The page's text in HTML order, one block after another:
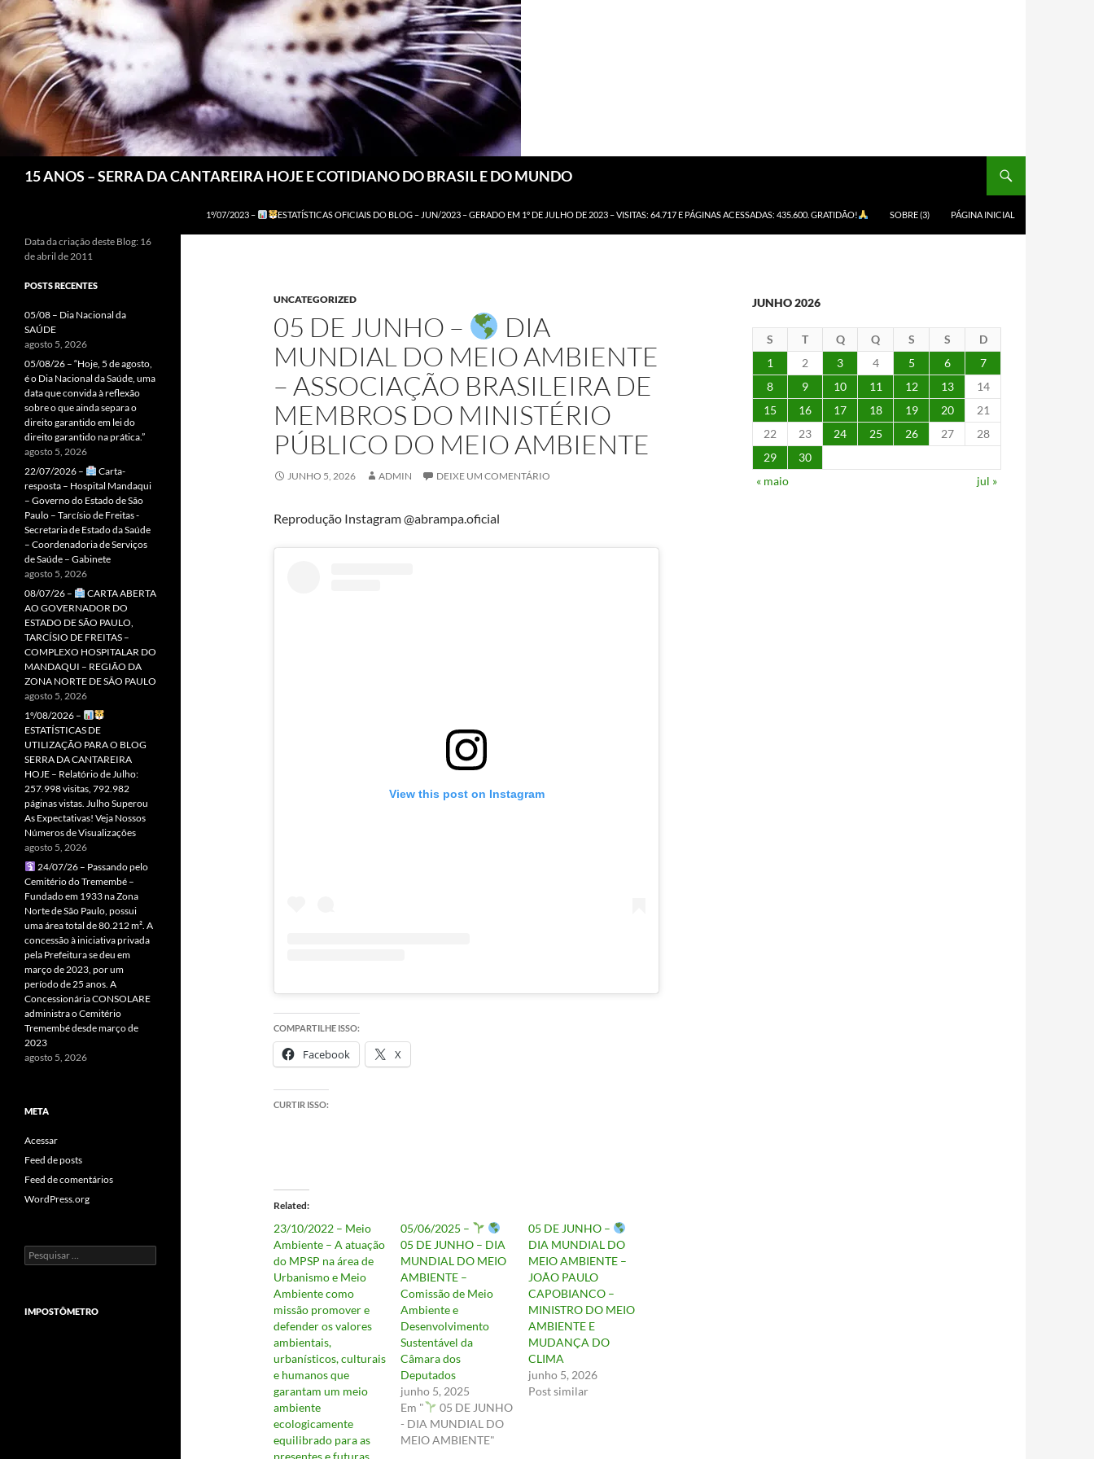
15 ANOS – SERRA DA CANTAREIRA HOJE E COTIDIANO DO BRASIL E DO MUNDO
1º/07/2023 – ESTATÍSTICAS OFICIAIS DO BLOG – JUN/2023 – GERADO EM 1º DE JULHO DE 2023 – VISITAS: 64.717 E PÁGINAS ACESSADAS: 435.600. GRATIDÃO! SOBRE (3) PÁGINA INICIAL
UNCATEGORIZED
05 DE JUNHO –
DIA
MUNDIAL DO MEIO AMBIENTE
– ASSOCIAÇÃO BRASILEIRA DE
MEMBROS DO MINISTÉRIO
PÚBLICO DO MEIO AMBIENTE
JUNHO 5, 2026 ADMIN DEIXE UM COMENTÁRIO
Reprodução Instagram @abrampa.oficial
View this post on Instagram
COMPARTILHE ISSO:
Facebook X
CURTIR ISSO:
Related
23/10/2022 – Meio
Ambiente – A atuação
do MPSP na área de
Urbanismo e Meio
Ambiente como
missão promover e
defender os valores
ambientais,
urbanísticos, culturais
e humanos que
garantam um meio
ambiente
ecologicamente
equilibrado para as
presentes e futuras
05/06/2025 –
05 DE JUNHO – DIA
MUNDIAL DO MEIO
AMBIENTE –
Comissão de Meio
Ambiente e
Desenvolvimento
Sustentável da
Câmara dos
Deputados
junho 5, 2025
Em "
05 DE JUNHO
- DIA MUNDIAL DO
MEIO AMBIENTE"
05 DE JUNHO –
DIA MUNDIAL DO
MEIO AMBIENTE –
JOÃO PAULO
CAPOBIANCO –
MINISTRO DO MEIO
AMBIENTE E
MUDANÇA DO
CLIMA
junho 5, 2026
Post similar
JUNHO 2026
S T Q Q S S
D
1
2 3 4 5 6
7
8
9 10 11 12 13
14
15
16 17 18 19 20
21
22
23 24 25 26 27
28
29
30
« maio
jul »
Data da criação deste Blog: 16
de abril de 2011
POSTS RECENTES
05/08 – Dia Nacional da
SAÚDE
agosto 5, 2026
05/08/26 – “Hoje, 5 de agosto,
é o Dia Nacional da Saúde, uma
data que convida à reflexão
sobre o que ainda separa o
direito garantido em lei do
direito garantido na prática.”
agosto 5, 2026
22/07/2026 –
Carta-
resposta – Hospital Mandaqui
– Governo do Estado de São
Paulo – Tarcísio de Freitas -
Secretaria de Estado da Saúde
– Coordenadoria de Serviços
de Saúde – Gabinete
agosto 5, 2026
08/07/26 –
CARTA ABERTA
AO GOVERNADOR DO
ESTADO DE SÃO PAULO,
TARCÍSIO DE FREITAS –
COMPLEXO HOSPITALAR DO
MANDAQUI – REGIÃO DA
ZONA NORTE DE SÃO PAULO
agosto 5, 2026
1º/08/2026 –
ESTATÍSTICAS DE
UTILIZAÇÃO PARA O BLOG
SERRA DA CANTAREIRA
HOJE – Relatório de Julho:
257.998 visitas, 792.982
páginas vistas. Julho Superou
As Expectativas! Veja Nossos
Números de Visualizações
agosto 5, 2026
24/07/26 – Passando pelo
Cemitério do Tremembé –
Fundado em 1933 na Zona
Norte de São Paulo, possui
uma área total de 80.212 m². A
concessão à iniciativa privada
pela Prefeitura se deu em
março de 2023, por um
período de 25 anos. A
Concessionária CONSOLARE
administra o Cemitério
Tremembé desde março de
2023
agosto 5, 2026
META
Acessar
Feed de posts
Feed de comentários
WordPress.org
Pesquisar
por:
IMPOSTÔMETRO